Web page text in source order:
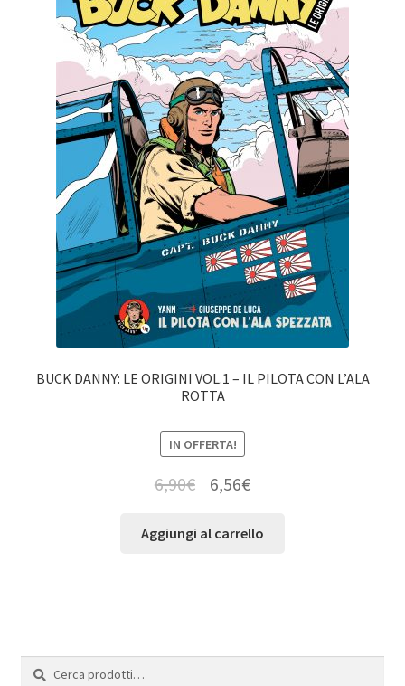
BUCK DANNY: LE ORIGINI VOL.1 – IL PILOTA CON L’ALA
ROTTA
IN OFFERTA!
6,90€ 6,56€
Aggiungi al carrello
Cerca:
Cerca